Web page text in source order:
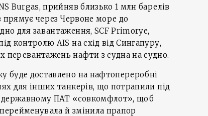
Burgas, прийняв близько 1 млн барелів
прямує через Червоне море до
для завантаження, SCF Primorye,
контролю AIS на схід від Сингапуру,
перевантажень нафти з судна на судно.
буде доставлено на нафтопереробні
для інших танкерів, що потрапили під
державному ПАТ «совкомфлот», щоб
й змінила прапор